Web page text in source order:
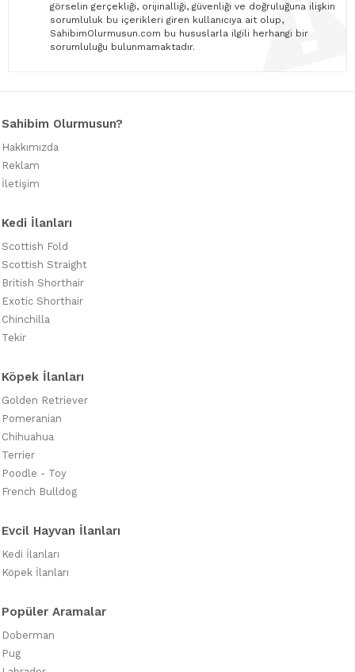
görselin gerçekliği, orijinalliği, güvenliği ve doğruluğuna ilişkin
sorumluluk bu içerikleri giren kullanıcıya ait olup,
SahibimOlurmusun.com bu hususlarla ilgili herhangi bir
sorumluluğu bulunmamaktadır.
Sahibim Olurmusun?
Hakkımızda
Reklam
İletişim
Kedi İlanları
Scottish Fold
Scottish Straight
British Shorthair
Exotic Shorthair
Chinchilla
Tekir
Köpek İlanları
Golden Retriever
Pomeranian
Chihuahua
Terrier
Poodle - Toy
French Bulldog
Evcil Hayvan İlanları
Kedi İlanları
Köpek İlanları
Popüler Aramalar
Doberman
Pug